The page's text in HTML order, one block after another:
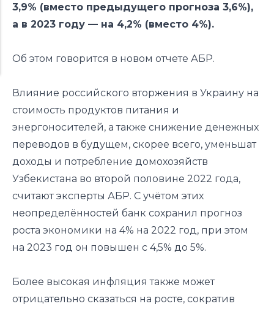
3,9% (вместо предыдущего прогноза 3,6%),
а в 2023 году — на 4,2% (вместо 4%).
Об этом говорится в новом отчете АБР.
Влияние российского вторжения в Украину на
стоимость продуктов питания и
энергоносителей, а также снижение денежных
переводов в будущем, скорее всего, уменьшат
доходы и потребление домохозяйств
Узбекистана во второй половине 2022 года,
считают эксперты АБР. С учётом этих
неопределённостей банк сохранил прогноз
роста экономики на 4% на 2022 год, при этом
на 2023 год он повышен с 4,5% до 5%.
Более высокая инфляция также может
отрицательно сказаться на росте, сократив